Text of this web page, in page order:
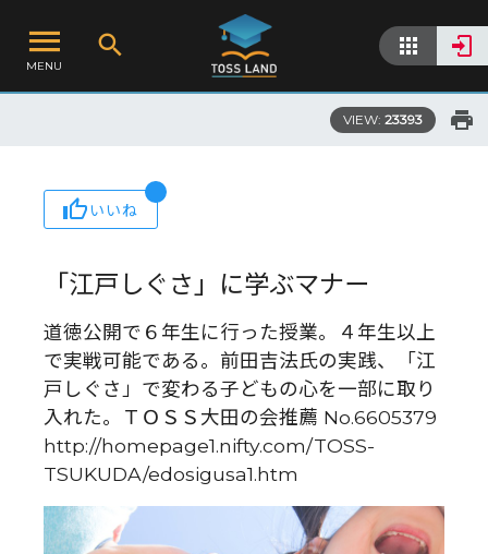
MENU
VIEW: 23393
いいね
「江戸しぐさ」に学ぶマナー
道徳公開で６年生に行った授業。４年生以上
で実戦可能である。前田吉法氏の実践、「江
戸しぐさ」で変わる子どもの心を一部に取り
入れた。ＴＯＳＳ大田の会推薦 No.6605379
http://homepage1.nifty.com/TOSS-
TSUKUDA/edosigusa1.htm